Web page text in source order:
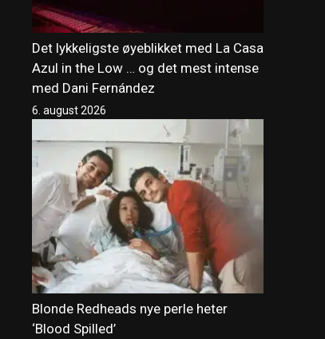
Det lykkeligste øyeblikket med La Casa
Azul in the Low … og det mest intense
med Dani Fernández
6. august 2026
Blonde Redheads nye perle heter
‘Blood Spilled’